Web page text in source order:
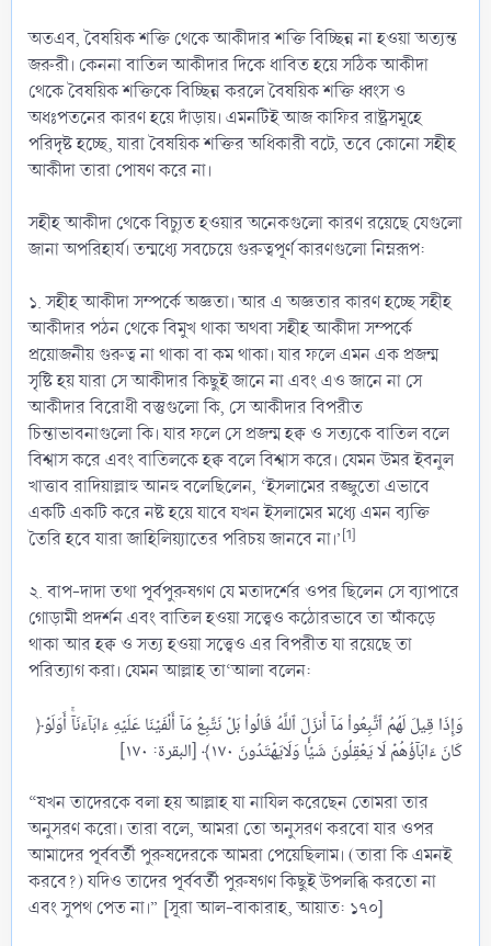
অতএব, বৈষয়িক শক্তি থেকে আকীদার শক্তি বিচ্ছিন্ন না হওয়া অত্যন্ত
জরুরী। কেননা বাতিল আকীদার দিকে ধাবিত হয়ে সঠিক আকীদা
থেকে বৈষয়িক শক্তিকে বিচ্ছিন্ন করলে বৈষয়িক শক্তি ধ্বংস ও
অধঃপতনের কারণ হয়ে দাঁড়ায়। এমনটিই আজ কাফির রাষ্ট্রসমূহে
পরিদৃষ্ট হচ্ছে, যারা বৈষয়িক শক্তির অধিকারী বটে, তবে কোনো সহীহ
আকীদা তারা পোষণ করে না।
সহীহ আকীদা থেকে বিচ্যুত হওয়ার অনেকগুলো কারণ রয়েছে যেগুলো
জানা অপরিহার্য। তন্মধ্যে সবচেয়ে গুরুত্বপূর্ণ কারণগুলো নিম্নরূপ:
১. সহীহ আকীদা সম্পর্কে অজ্ঞতা। আর এ অজ্ঞতার কারণ হচ্ছে সহীহ
আকীদার পঠন থেকে বিমুখ থাকা অথবা সহীহ আকীদা সম্পর্কে
প্রয়োজনীয় গুরুত্ব না থাকা বা কম থাকা। যার ফলে এমন এক প্রজন্ম
সৃষ্টি হয় যারা সে আকীদার কিছুই জানে না এবং এও জানে না সে
আকীদার বিরোধী বস্তুগুলো কি, সে আকীদার বিপরীত
চিন্তাভাবনাগুলো কি। যার ফলে সে প্রজন্ম হক্ব ও সত্যকে বাতিল বলে
বিশ্বাস করে এবং বাতিলকে হক্ব বলে বিশ্বাস করে। যেমন উমর ইবনুল
খাত্তাব রাদিয়াল্লাহু আনহু বলেছিলেন, ‘ইসলামের রজ্জুতো এভাবে
একটি একটি করে নষ্ট হয়ে যাবে যখন ইসলামের মধ্যে এমন ব্যক্তি
তৈরি হবে যারা জাহিলিয়্যাতের পরিচয় জানবে না।’[1]
২. বাপ-দাদা তথা পূর্বপুরুষগণ যে মতাদর্শের ওপর ছিলেন সে ব্যাপারে
গোড়ামী প্রদর্শন এবং বাতিল হওয়া সত্ত্বেও কঠোরভাবে তা আঁকড়ে
থাকা আর হক্ব ও সত্য হওয়া সত্ত্বেও এর বিপরীত যা রয়েছে তা
পরিত্যাগ করা। যেমন আল্লাহ তা‘আলা বলেন:
﴿وَإِذَا قِيلَ لَهُمُ ٱتَّبِعُواْ مَآ أَنزَلَ ٱللَّهُ قَالُواْ بَلۡ نَتَّبِعُ مَآ أَلۡفَيۡنَا عَلَيۡهِ ءَابَآءَنَآۚ أَوَلَوۡ
“যখন তাদেরকে বলা হয় আল্লাহ যা নাযিল করেছেন তোমরা তার
অনুসরণ করো। তারা বলে, আমরা তো অনুসরণ করবো যার ওপর
আমাদের পূর্ববর্তী পুরুষদেরকে আমরা পেয়েছিলাম। (তারা কি এমনই
করবে?) যদিও তাদের পূর্ববর্তী পুরুষগণ কিছুই উপলব্ধি করতো না
এবং সুপথ পেত না।” [সূরা আল-বাকারাহ, আয়াত: ১৭০]